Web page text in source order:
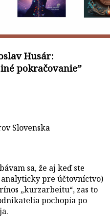
Husár:
pokračovanie”
Slovenska
sa, že aj keď ste
pre účtovníctvo)
„kurzarbeitu“, zas to
pochopia po